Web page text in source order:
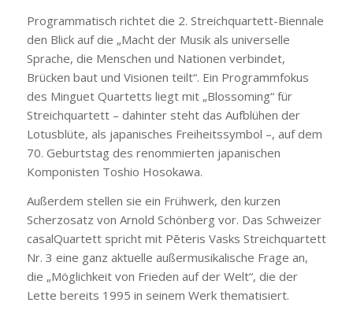
Programmatisch richtet die 2. Streichquartett-Biennale
den Blick auf die „Macht der Musik als universelle
Sprache, die Menschen und Nationen verbindet,
Brücken baut und Visionen teilt“. Ein Programmfokus
des Minguet Quartetts liegt mit „Blossoming“ für
Streichquartett – dahinter steht das Aufblühen der
Lotusblüte, als japanisches Freiheitssymbol –, auf dem
70. Geburtstag des renommierten japanischen
Komponisten Toshio Hosokawa.
Außerdem stellen sie ein Frühwerk, den kurzen
Scherzosatz von Arnold Schönberg vor. Das Schweizer
casalQuartett spricht mit Pēteris Vasks Streichquartett
Nr. 3 eine ganz aktuelle außermusikalische Frage an,
die „Möglichkeit von Frieden auf der Welt“, die der
Lette bereits 1995 in seinem Werk thematisiert.